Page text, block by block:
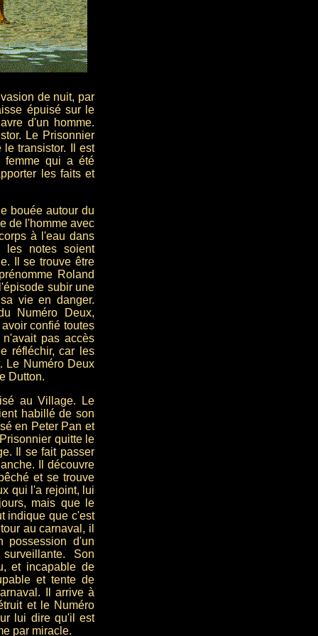
de nuit, par
épuisé sur le
d'un homme.
Le Prisonnier
transistor. Il est
femme qui a été
les faits et
bouée autour du
de l'homme avec
à l'eau dans
les notes soient
Il se trouve être
Roland
subir une
vie en danger.
Numéro Deux,
confié toutes
pas accès
réfléchir, car les
Le Numéro Deux
Dutton.
au Village. Le
habillé de son
en Peter Pan et
quitte le
Il se fait passer
Il découvre
et se trouve
qui l'a rejoint, lui
mais que le
indique que c'est
au carnaval, il
possession d'un
Son
et incapable de
et tente de
Il arrive à
et le Numéro
lui dire qu'il est
par miracle.